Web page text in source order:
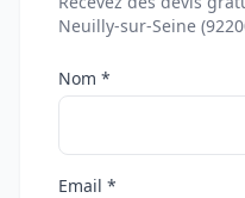
Neuilly-sur-Seine
Nom *
Email *